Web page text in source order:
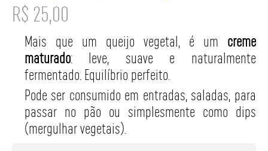
R$ 25,00
Mais que um queijo vegetal, é um creme
maturado: leve, suave e naturalmente
fermentado. Equilíbrio perfeito.
Pode ser consumido em entradas, saladas, para
passar no pão ou simplesmente como dips
(mergulhar vegetais).